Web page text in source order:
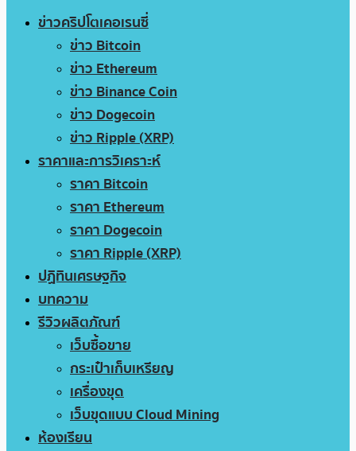
ข่าวคริปโตเคอเรนซี่
ข่าว Bitcoin
ข่าว Ethereum
ข่าว Binance Coin
ข่าว Dogecoin
ข่าว Ripple (XRP)
ราคาและการวิเคราะห์
ราคา Bitcoin
ราคา Ethereum
ราคา Dogecoin
ราคา Ripple (XRP)
ปฏิทินเศรษฐกิจ
บทความ
รีวิวผลิตภัณฑ์
เว็บซื้อขาย
กระเป๋าเก็บเหรียญ
เครื่องขุด
เว็บขุดแบบ Cloud Mining
ห้องเรียน